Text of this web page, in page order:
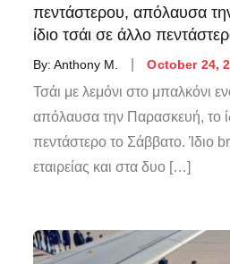
πεντάστερου, απόλαυσα
ίδιο τσάι σε άλλο
By:Anthony M. October 24,
Τσάι με λεμόνι στο μπαλκόνι
απόλαυσα την Παρασκευή, το
πεντάστερο το Σάββατο. Ίδιο
εταιρείας και στα δυο […]